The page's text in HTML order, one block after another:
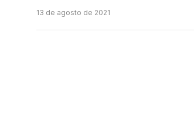
13 de agosto de 2021